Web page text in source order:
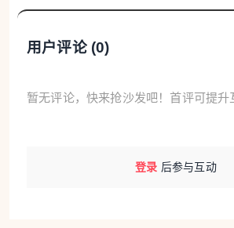
用户评论 (0)
暂无评论，快来抢沙发吧！首评可提升
登录 后参与互动